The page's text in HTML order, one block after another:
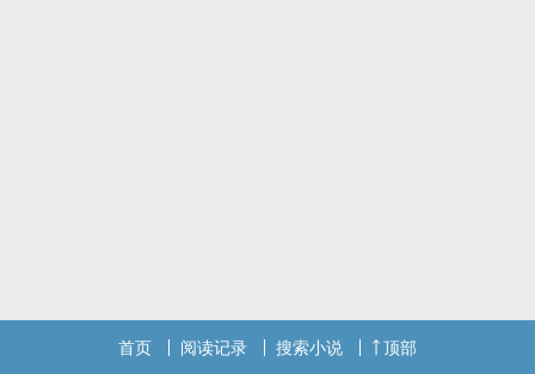
首页 阅读记录 搜索小说 顶部